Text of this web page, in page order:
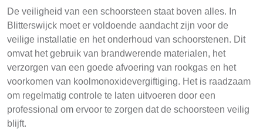
De veiligheid van een schoorsteen staat boven alles. In
Blitterswijck moet er voldoende aandacht zijn voor de
veilige installatie en het onderhoud van schoorstenen. Dit
omvat het gebruik van brandwerende materialen, het
verzorgen van een goede afvoering van rookgas en het
voorkomen van koolmonoxidevergiftiging. Het is raadzaam
om regelmatig controle te laten uitvoeren door een
professional om ervoor te zorgen dat de schoorsteen veilig
blijft.